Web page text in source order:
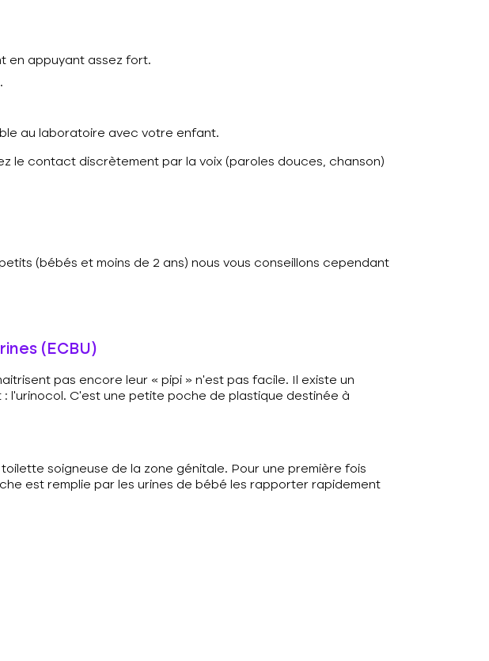
en appuyant assez fort.
au laboratoire avec votre enfant.
le contact discrètement par la voix (paroles douces, chanson)
(bébés et moins de 2 ans) nous vous conseillons cependant
(ECBU)
pas encore leur « pipi » n’est pas facile. Il existe un
C’est une petite poche de plastique destinée à
soigneuse de la zone génitale. Pour une première fois
est remplie par les urines de bébé les rapporter rapidement